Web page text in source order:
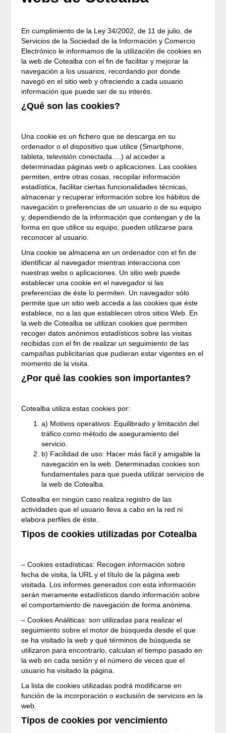
En cumplimiento de la Ley 34/2002, de 11 de julio, de
Servicios de la Sociedad de la Información y Comercio
Electrónico le informamos de la utilización de cookies en
la web de Cotealba con el fin de facilitar y mejorar la
navegación a los usuarios, recordando por donde
navegó en el sitio web y ofreciendo a cada usuario
información que puede ser de su interés.
¿Qué son las cookies?
Una cookie es un fichero que se descarga en su
ordenador o el dispositivo que utilice (Smartphone,
tableta, televisión conectada….) al acceder a
determinadas páginas web o aplicaciones. Las cookies
permiten, entre otras cosas, recopilar información
estadística, facilitar ciertas funcionalidades técnicas,
almacenar y recuperar información sobre los hábitos de
navegación o preferencias de un usuario o de su equipo
y, dependiendo de la información que contengan y de la
forma en que utilice su equipo, pueden utilizarse para
reconocer al usuario.
Una cookie se almacena en un ordenador con el fin de
identificar al navegador mientras interacciona con
nuestras webs o aplicaciones. Un sitio web puede
establecer una cookie en el navegador si las
preferencias de éste lo permiten. Un navegador sólo
permite que un sitio web acceda a las cookies que éste
establece, no a las que establecen otros sitios Web. En
la web de Cotealba se utilizan cookies que permiten
recoger datos anónimos estadísticos sobre las visitas
recibidas con el fin de realizar un seguimiento de las
campañas publicitarias que pudieran estar vigentes en el
momento de la visita.
¿Por qué las cookies son importantes?
Cotealba utiliza estas cookies por:
a) Motivos operativos: Equilibrado y limitación del
tráfico como método de aseguramiento del
servicio.
b) Facilidad de uso: Hacer más fácil y amigable la
navegación en la web. Determinadas cookies son
fundamentales para que pueda utilizar servicios de
la web de Cotealba.
Cotealba en ningún caso realiza registro de las
actividades que el usuario lleva a cabo en la red ni
elabora perfiles de éste.
Tipos de cookies utilizadas por Cotealba
– Cookies estadísticas: Recogen información sobre
fecha de visita, la URL y el título de la página web
visitada. Los informes generados con esta información
serán meramente estadísticos dando información sobre
el comportamiento de navegación de forma anónima.
– Cookies Análiticas: son utilizadas para realizar el
seguimiento sobre el motor de búsqueda desde el que
se ha visitado la web y qué términos de búsqueda se
utilizaron para encontrarlo, calculan el tiempo pasado en
la web en cada sesión y el número de veces que el
usuario ha visitado la página.
La lista de cookies utilizadas podrá modificarse en
función de la incorporación o exclusión de servicios en la
web.
Tipos de cookies por vencimiento